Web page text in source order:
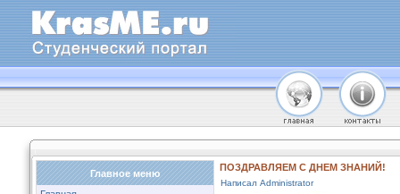
Главное меню
ПОЗДРАВЛЯЕМ С ДНЕМ ЗНАНИЙ!
Написал Administrator